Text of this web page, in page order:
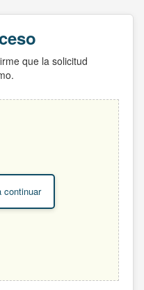
que la solicitud
continuar